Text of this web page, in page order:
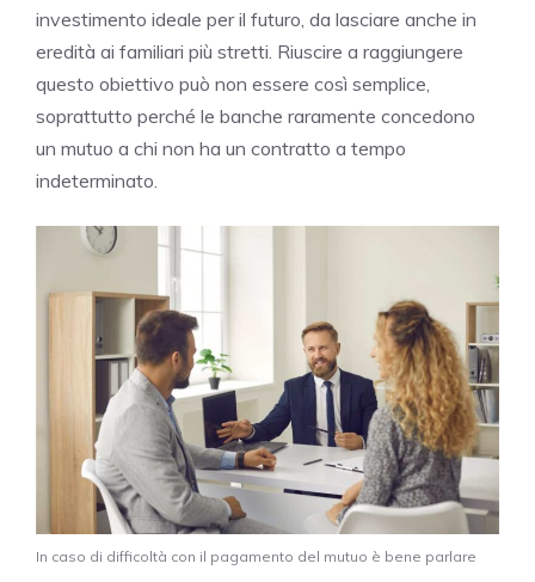
investimento ideale per il futuro, da lasciare anche in
eredità ai familiari più stretti. Riuscire a raggiungere
questo obiettivo può non essere così semplice,
soprattutto perché le banche raramente concedono
un mutuo a chi non ha un contratto a tempo
indeterminato.
In caso di difficoltà con il pagamento del mutuo è bene parlare